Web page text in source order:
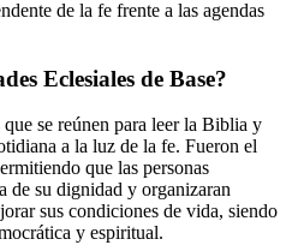
de la fe frente a las agendas
Eclesiales de Base?
se reúnen para leer la Biblia y
a la luz de la fe. Fueron el
que las personas
de su dignidad y organizaran
sus condiciones de vida, siendo
y espiritual.